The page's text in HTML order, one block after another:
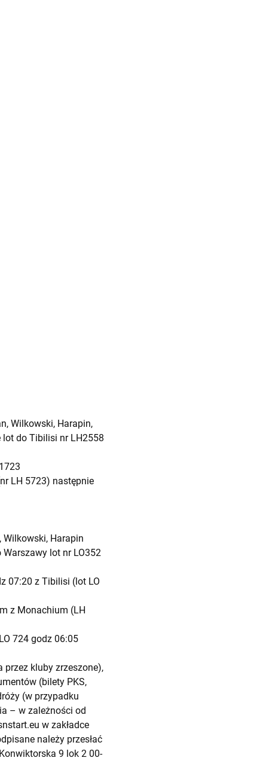
Wilkowski, Harapin,
lot do Tibilisi nr LH2558
LH 5723) następnie
Wilkowski, Harapin
lot nr LO352
07:20 z Tibilisi (lot LO
z Monachium (LH
724 godz 06:05
kluby zrzeszone),
(bilety PKS,
(w przypadku
– w zależności od
w zakładce
należy przesłać
9 lok 2 00-